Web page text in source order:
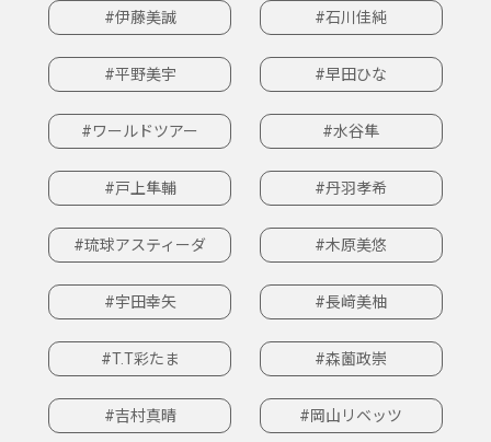
#伊藤美誠 #石川佳純
#平野美宇 #早田ひな
#ワールドツアー #水谷隼
#戸上隼輔 #丹羽孝希
#琉球アスティーダ #木原美悠
#宇田幸矢 #長﨑美柚
#T.T彩たま #森薗政崇
#吉村真晴 #岡山リベッツ